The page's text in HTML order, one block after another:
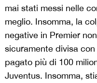
mai stati messi nelle
meglio. Insomma, la
negative in Premier
sicuramente divisa
pagato più di 100
Juventus. Insomma,